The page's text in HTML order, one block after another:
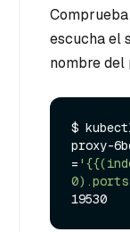
escucha el
nombre del
$
proxy-
=